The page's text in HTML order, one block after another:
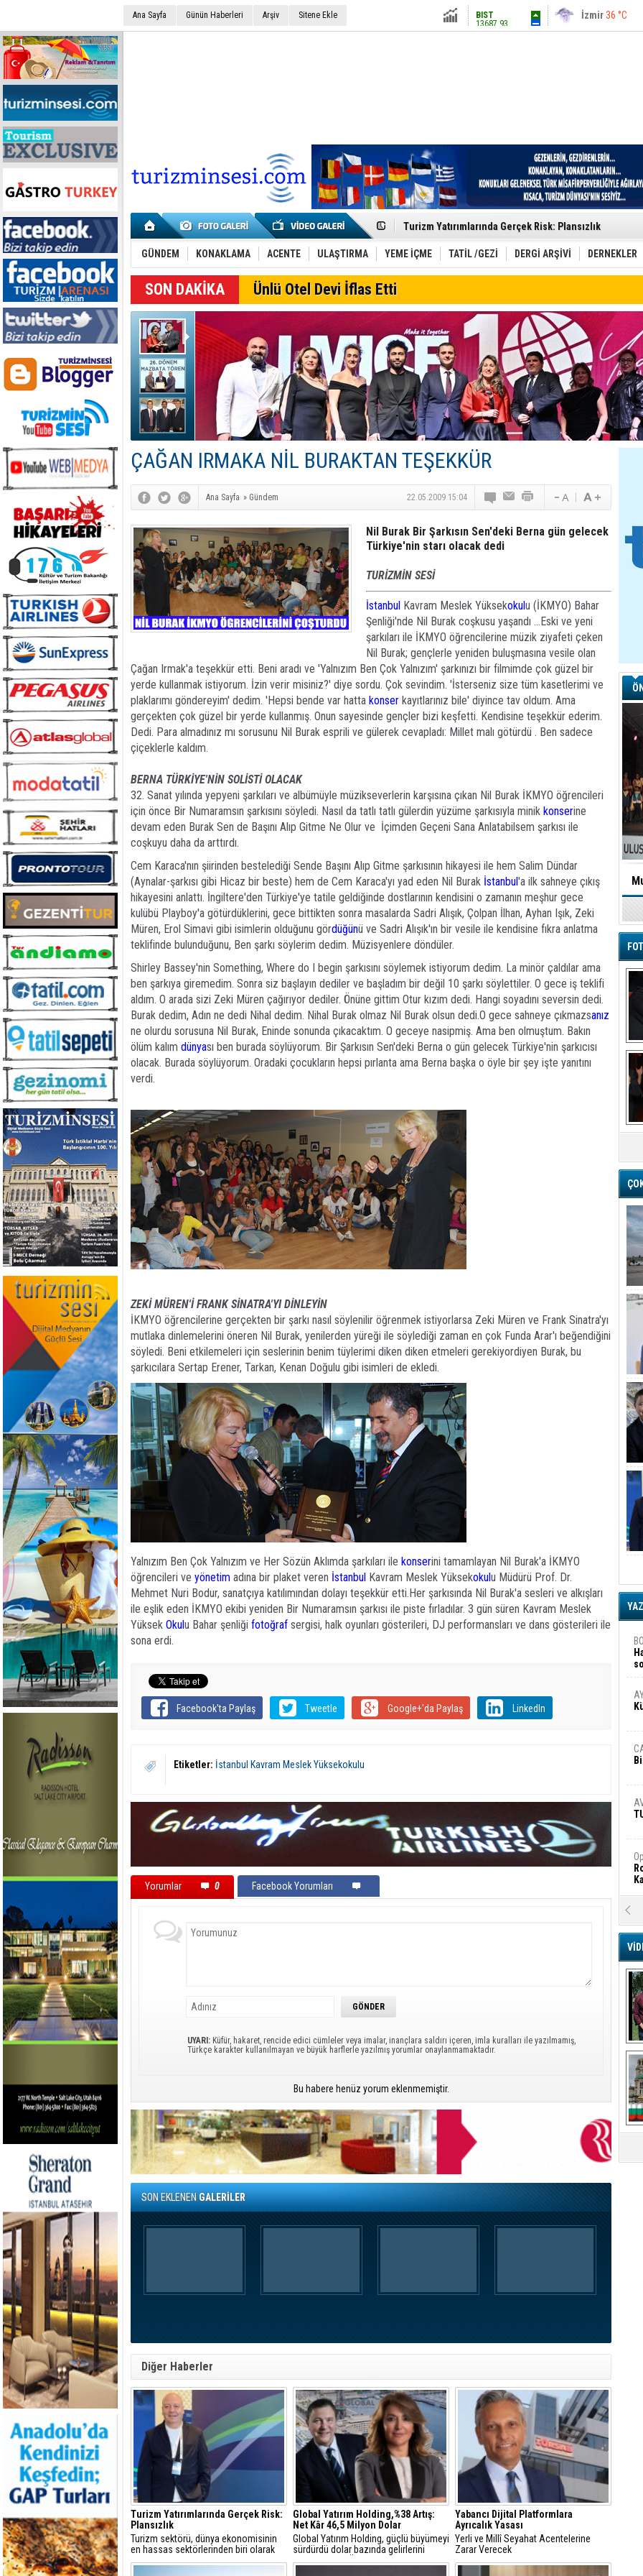
Ana Sayfa Günün Haberleri Arşiv Sitene Ekle
Altın6248.13 İstanbul 31 °C
Etkinlik sektörünün Çatı Kuruluşlardan İstanbul Zirvesi
Turizm Yatırımlarında Gerçek Risk: Plansızlık
Çelebi–THY İş Birliğiyle Kenya’da Güçleniyor
Global Yatırım Holding,%38 Artış: Net Kâr 46,5 Milyon
Yabancı Dijital Platformlara Ayrıcalık Yasası
Tatilsepeti’nden Villa Tatili Modeli
Jolly ile Mezopotamya’ya Yolculuk!
LÖSEV Yaz Okulu’nda Şifa ve Neşe
Turizm geliri ilk 6 ayda 25,7 milyar dolar oldu
Canovate’den Yeni Nesil Veri Merkezleri
Türk MICE Sektörüne Yeni Fırsatlar
TAV Havalimanları’ndan Yılın İlk Yarısında Rekor
SunExpress’ten Tatil Hamlesi
NG Grup, Domaniç’in Potansiyelini Vurguladı
GÜNDEM KONAKLAMA ACENTE ULAŞTIRMA YEME İÇME TATİL /GEZİ DERGİ ARŞİVİ DERNEKLER
SON DAKİKA Ünlü Otel Devi İflas Etti
ÇAĞAN IRMAKA NİL BURAKTAN TEŞEKKÜR
Ana Sayfa » Gündem 22.05.2009 15:04
Nil Burak Bir Şarkısın Sen'deki Berna gün gelecek
Türkiye'nin starı olacak dedi
TURİZMİN SESİ
İstanbul Kavram Meslek Yüksekokulu (İKMYO) Bahar
Şenliği'nde Nil Burak coşkusu yaşandı ...Eski ve yeni
şarkıları ile İKMYO öğrencilerine müzik ziyafeti çeken
Nil Burak; gençlerle yeniden buluşmasına vesile olan
Çağan Irmak'a teşekkür etti. Beni aradı ve 'Yalnızım Ben Çok Yalnızım' şarkınızı bir filmimde çok güzel bir
yerde kullanmak istiyorum. İzin verir misiniz?' diye sordu. Çok sevindim. 'İsterseniz size tüm kasetlerimi ve
plaklarımı göndereyim' dedim. 'Hepsi bende var hatta konser kayıtlarınız bile' diyince tav oldum. Ama
gerçekten çok güzel bir yerde kullanmış. Onun sayesinde gençler bizi keşfetti. Kendisine teşekkür ederim.
Dedi. Para almadınız mı sorusunu Nil Burak esprili ve gülerek cevapladı: Millet malı götürdü . Ben sadece
çiçeklerle kaldım.
BERNA TÜRKİYE'NİN SOLİSTİ OLACAK
32. Sanat yılında yepyeni şarkıları ve albümüyle müzikseverlerin karşısına çıkan Nil Burak İKMYO öğrencileri
için önce Bir Numaramsın şarkısını söyledi. Nasıl da tatlı tatlı gülerdin yüzüme şarkısıyla minik konserine
devam eden Burak Sen de Başını Alıp Gitme Ne Olur ve  İçimden Geçeni Sana Anlatabilsem şarkısı ile
coşkuyu daha da arttırdı.
Cem Karaca'nın şiirinden bestelediği Sende Başını Alıp Gitme şarkısının hikayesi ile hem Salim Dündar
(Aynalar-şarkısı gibi Hicaz bir beste) hem de Cem Karaca'yı yad eden Nil Burak İstanbul'a ilk sahneye çıkış
hikayesini anlattı. İngiltere'den Türkiye'ye tatile geldiğinde dostlarının kendisini o zamanın meşhur gece
kulübü Playboy'a götürdüklerini, gece bittikten sonra masalarda Sadri Alışık, Çolpan İlhan, Ayhan Işık, Zeki
Müren, Erol Simavi gibi isimlerin olduğunu gördüğünü ve Sadri Alışık'ın bir vesile ile kendisine fıkra anlatma
teklifinde bulunduğunu, Ben şarkı söylerim dedim. Müzisyenlere döndüler.
Shirley Bassey'nin Something, Where do I begin şarkısını söylemek istiyorum dedim. La minör çaldılar ama
ben şarkıya giremedim. Sonra siz başlayın dediler ve başladım bir değil 10 şarkı söylettiler. O gece iş teklifi
aldım. O arada sizi Zeki Müren çağırıyor dediler. Önüne gittim Otur kızım dedi. Hangi soyadını seversin dedi.
Burak dedim, Adın ne dedi Nihal dedim. Nihal Burak olmaz Nil Burak olsun dedi.O gece sahneye çıkmazsanız
ne olurdu sorusuna Nil Burak, Eninde sonunda çıkacaktım. O geceye nasipmiş. Ama ben olmuştum. Bakın
ölüm kalım dünyası ben burada söylüyorum. Bir Şarkısın Sen'deki Berna o gün gelecek Türkiye'nin şarkıcısı
olacak. Burada söylüyorum. Oradaki çocukların hepsi pırlanta ama Berna başka o öyle bir şey işte yanıtını
verdi.
ZEKİ MÜREN'İ FRANK SİNATRA'YI DİNLEYİN
İKMYO öğrencilerine gerçekten bir şarkı nasıl söylenilir öğrenmek istiyorlarsa Zeki Müren ve Frank Sinatra'yı
mutlaka dinlemelerini öneren Nil Burak, yenilerden yüreği ile söylediği zaman en çok Funda Arar'ı beğendiğini
söyledi. Beni etkilemeleri için seslerinin benim tüylerimi diken diken etmeleri gerekiyordiyen Burak, bu
şarkıcılara Sertap Erener, Tarkan, Kenan Doğulu gibi isimleri de ekledi.
Yalnızım Ben Çok Yalnızım ve Her Sözün Aklımda şarkıları ile konserini tamamlayan Nil Burak'a İKMYO
öğrencileri ve yönetim adına bir plaket veren İstanbul Kavram Meslek Yüksekokulu Müdürü Prof. Dr.
Mehmet Nuri Bodur, sanatçıya katılımından dolayı teşekkür etti.Her şarkısında Nil Burak'a sesleri ve alkışları
ile eşlik eden İKMYO ekibi yeniden Bir Numaramsın şarkısı ile piste fırladılar. 3 gün süren Kavram Meslek
Yüksek Okulu Bahar şenliği fotoğraf sergisi, halk oyunları gösterileri, DJ performansları ve dans gösterileri ile
sona erdi.
Facebook'ta Paylaş Tweetle Google+'da Paylaş LinkedIn
Etiketler: İstanbul Kavram Meslek Yüksekokulu
Yorumlar 0 Facebook Yorumları
UYARI: Küfür, hakaret, rencide edici cümleler veya imalar, inançlara saldırı içeren, imla kuralları ile yazılmamış,
Türkçe karakter kullanılmayan ve büyük harflerle yazılmış yorumlar onaylanmamaktadır.
Bu habere henüz yorum eklenmemiştir.
SON EKLENENGALERİLER
Diğer Haberler
Turizm Yatırımlarında Gerçek Risk:
Plansızlık
Turizm sektörü, dünya ekonomisinin
en hassas sektörlerinden biri olarak
görülür
Global Yatırım Holding,%38 Artış:
Net Kâr 46,5 Milyon Dolar
Global Yatırım Holding, güçlü büyümeyi
sürdürdü dolar bazında gelirlerini
yüzde 18, FAVÖK’ünü yüzde 21 artırdı
Yabancı Dijital Platformlara
Ayrıcalık Yasası
Yerli ve Millî Seyahat Acentelerine
Zarar Verecek